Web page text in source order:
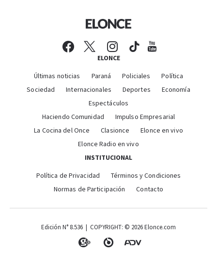
ELONCE
Últimas noticias Paraná Policiales
Política
Sociedad
Internacionales Deportes
Economía
Espectáculos
Haciendo Comunidad
Impulso Empresarial
La Cocina del Once
Clasionce
Elonce en vivo
Elonce Radio en vivo
INSTITUCIONAL
Política de Privacidad
Términos y Condiciones
Normas de Participación
Contacto
Edición N° 8.536 | COPYRIGHT: © 2026 Elonce.com